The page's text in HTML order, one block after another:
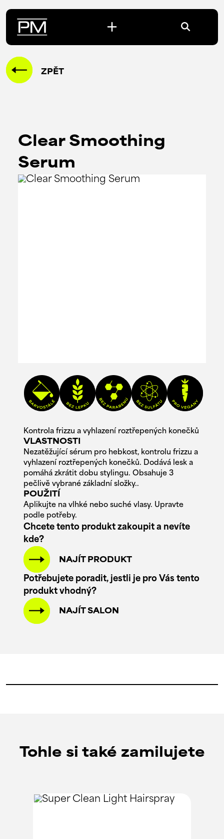
ZPĚT
Clear Smoothing
Serum
Kontrola frizzu a vyhlazení roztřepených konečků
VLASTNOSTI
Nezatěžující sérum pro hebkost, kontrolu frizzu a
vyhlazení roztřepených konečků. Dodává lesk a
pomáhá zkrátit dobu stylingu. Obsahuje 3
pečlivě vybrané základní složky..
POUŽITÍ
Aplikujte na vlhké nebo suché vlasy. Upravte
podle potřeby.
Chcete tento produkt zakoupit a nevíte
kde?
NAJÍT PRODUKT
Potřebujete poradit, jestli je pro Vás tento
produkt vhodný?
NAJÍT SALON
Tohle si také zamilujete